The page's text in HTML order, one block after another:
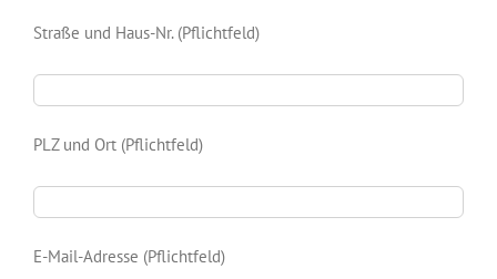
Straße und Haus-Nr. (Pflichtfeld)
PLZ und Ort (Pflichtfeld)
E-Mail-Adresse (Pflichtfeld)